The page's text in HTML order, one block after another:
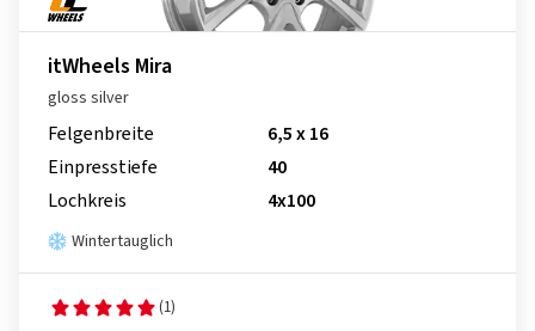
itWheels Mira
gloss silver
Felgenbreite
6,5 x 16
Einpresstiefe
40
Lochkreis
4x100
Wintertauglich
(1)